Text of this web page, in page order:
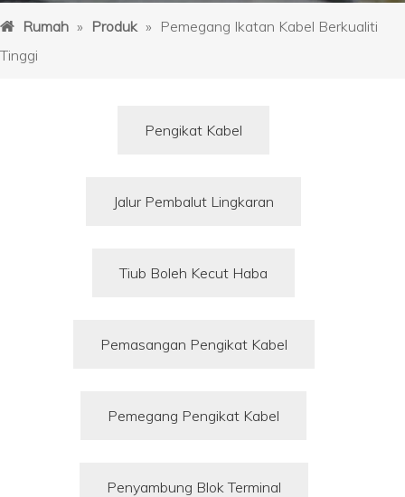
Rumah » Produk » Pemegang Ikatan Kabel Berkualiti
Tinggi
Pengikat Kabel
Jalur Pembalut Lingkaran
Tiub Boleh Kecut Haba
Pemasangan Pengikat Kabel
Pemegang Pengikat Kabel
Penyambung Blok Terminal